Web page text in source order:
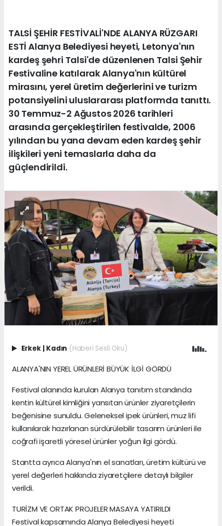
TALSİ ŞEHİR FESTİVALİ'NDE ALANYA RÜZGARI
ESTİ Alanya Belediyesi heyeti, Letonya'nın
kardeş şehri Talsi'de düzenlenen Talsi Şehir
Festivaline katılarak Alanya'nın kültürel
mirasını, yerel üretim değerlerini ve turizm
potansiyelini uluslararası platformda tanıttı.
30 Temmuz-2 Ağustos 2026 tarihleri
arasında gerçekleştirilen festivalde, 2006
yılından bu yana devam eden kardeş şehir
ilişkileri yeni temaslarla daha da
güçlendirildi.
Erkek Kadın (Haberi Sesli Oku)
ALANYA'NIN YEREL ÜRÜNLERİ BÜYÜK İLGİ GÖRDÜ
Festival alanında kurulan Alanya tanıtım standında
kentin kültürel kimliğini yansıtan ürünler ziyaretçilerin
beğenisine sunuldu. Geleneksel ipek ürünleri, muz lifi
kullanılarak hazırlanan sürdürülebilir tasarım ürünleri ile
coğrafi işaretli yöresel ürünler yoğun ilgi gördü.
Stantta ayrıca Alanya'nın el sanatları, üretim kültürü ve
yerel değerleri hakkında ziyaretçilere detaylı bilgiler
verildi.
TURİZM VE ORTAK PROJELER MASAYA YATIRILDI
Festival kapsamında Alanya Belediyesi heyeti